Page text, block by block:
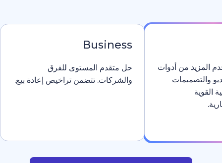
Business
حل متقدم المستوى للفرق
والشركات. تتضمن تراخيص إعادة بيع.